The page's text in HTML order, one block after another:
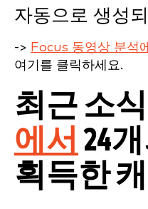
자동으로 생성
-> Focus 동영상 분석에
여기를 클릭하세요.
최근 소
에서 24
획득한